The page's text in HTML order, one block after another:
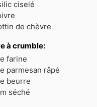
ciselé
de chèvre
à crumble:
farine
parmesan râpé
beurre
séché